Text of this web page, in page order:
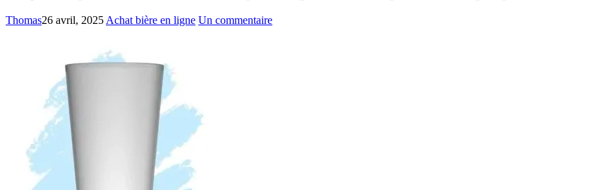
Thomas26 avril, 2025 Achat bière en ligne Un commentaire